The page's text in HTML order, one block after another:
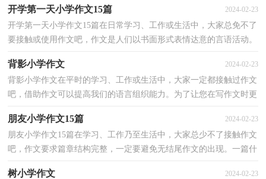
开学第一天小学作文15篇 2024-02-23
开学第一天小学作文15篇在日常学习、工作或生活中，大家总免不了
要接触或使用作文吧，作文是人们以书面形式表情达意的言语活动。
背影小学作文 2024-02-23
背影小学作文在平时的学习、工作或生活中，大家一定都接触过作文
吧，借助作文可以提高我们的语言组织能力。为了让您在写作文时更
朋友小学作文15篇 2024-02-23
朋友小学作文15篇在学习、工作乃至生活中，大家总少不了接触作文
吧，作文要求篇章结构完整，一定要避免无结尾作文的出现。一篇什
树小学作文 2024-02-23